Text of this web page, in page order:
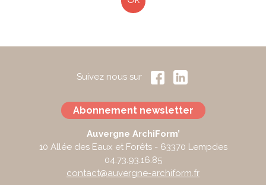
Suivez nous sur
Abonnement newsletter
Auvergne ArchiForm’
10 Allée des Eaux et Forêts - 63370 Lempdes
04.73.93.16.85
contact@auvergne-archiform.fr